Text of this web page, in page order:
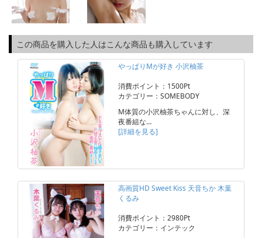
この商品を購入した人はこんな商品も購入しています
やっぱりMが好き 小沢柚茶
消費ポイント：1500Pt
カテゴリー：SOMEBODY
M体質の小沢柚茶ちゃんに対し、深
夜番組な…
[詳細を見る]
高画質HD Sweet Kiss 天音ちか 木葉
くるみ
消費ポイント：2980Pt
カテゴリー：インテック